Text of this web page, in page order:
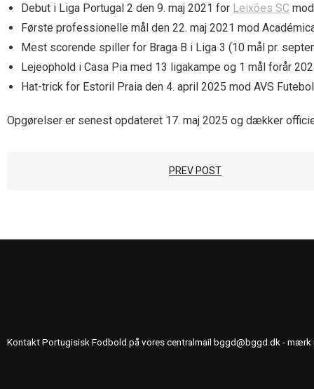
Debut i Liga Portugal 2 den 9. maj 2021 for Leixões SC
Første professionelle mål den 22. maj 2021 mod
Mest scorende spiller for Braga B i Liga 3 (10 mål pr.
Lejeophold i Casa Pia med 13 ligakampe og 1 mål forår
Hat-trick for Estoril Praia den 4. april 2025 mod AVS
Opgørelser er senest opdateret 17. maj 2025 og dækker
PREV POST
Kontakt Portugisisk Fodbold på vores centralmail bggd@bggd.dk - mærk